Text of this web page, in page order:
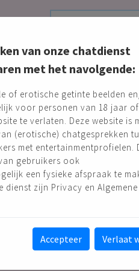
aanvragen door
van onze chatdienst
met het navolgende:
of erotische getinte beelden
voor personen van 18 jaar of
te verlaten. Deze website is
(erotische) chatgesprekken
met entertainmentprofielen.
gebruikers ook
een fysieke afspraak te
dienst zijn Privacy en Algemene
Accepteer Verlaat